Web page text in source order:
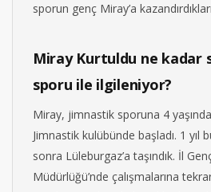
sporun genç Miray’a
Miray Kurtuldu ne kadar
sporu ile ilgileniyor?
Miray, jimnastik sporuna 4
Jimnastik kulübünde başladı. 1 yıl
sonra Lüleburgaz’a taşındık. İl
Müdürlüğü’nde çalışmalarına